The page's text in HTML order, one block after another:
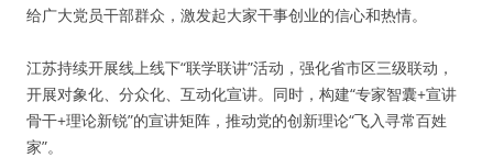
给广大党员干部群众，激发起大家干事创业的信心和热情。
江苏持续开展线上线下“联学联讲”活动，强化省市区三级联动，
开展对象化、分众化、互动化宣讲。同时，构建“专家智囊+宣讲
骨干+理论新锐”的宣讲矩阵，推动党的创新理论“飞入寻常百姓
家”。